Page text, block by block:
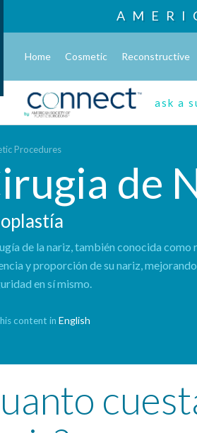
Home Cosmetic Reconstructive
ask a
Procedures
de
de la nariz, también conocida como
y proporción de su nariz,
en sí mismo.
content in English